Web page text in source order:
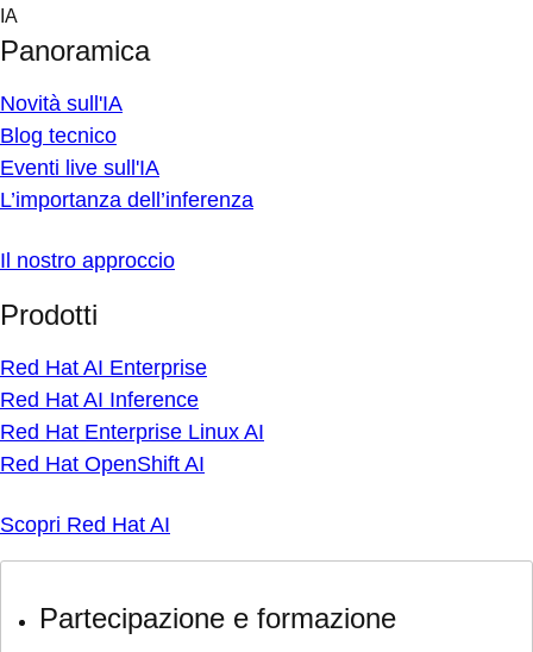
Skip
content
IA
Panoramica
Novità sull'IA
Blog tecnico
Eventi live sull'IA
L’importanza dell’inferenza
Il nostro approccio
Prodotti
Red Hat AI Enterprise
Red Hat AI Inference
Red Hat Enterprise Linux AI
Red Hat OpenShift AI
Scopri Red Hat AI
Partecipazione e formazione